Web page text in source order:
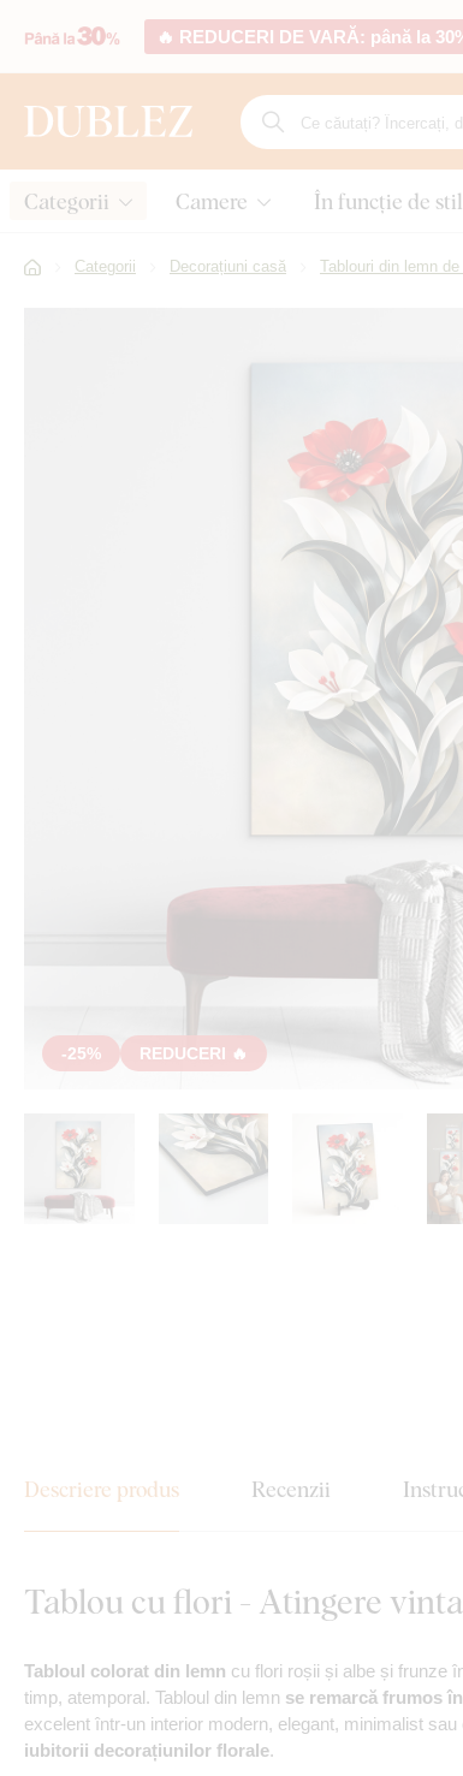
🔥 REDUCERI DE VARĂ: până la
Categorii Camere În funcție de stil
Categorii Decorațiuni casă Tablouri din lemn
-25% REDUCERI 🔥
Descriere produs Recenzii
Tablou cu flori - Atingere
Tabloul colorat din lemn cu flori roșii și albe și frunze
timp, atemporal. Tabloul din lemn se remarcă frumos
excelent într-un interior modern, elegant, minimalist
iubitorii decorațiunilor florale.